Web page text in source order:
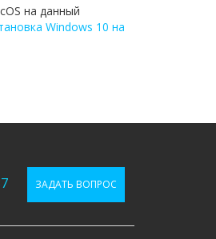
на данный
Windows 10 на
ЗАДАТЬ ВОПРОС